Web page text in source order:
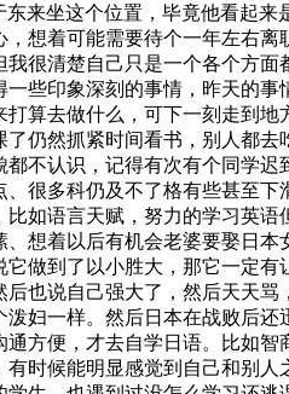
东来坐这个位置，毕竟他看起来
想着可能需要待个一年左右离
我很清楚自己 只是一个各个方面
些印象深刻的事情，昨天的
算去做什么，可下一刻走到
仍然抓紧时间看书，别人都
不认识，记得有次有个同学
很多科仍及不了格有些甚至
如语言天赋，努力的学习英
想着以后有机会老婆要娶日
做到了以小胜大，那它一定
也说自己强大了，然后天天
妇一样。然后日本在战败后
方便，才去自学日语。比如
时候能明显感觉到自己和别